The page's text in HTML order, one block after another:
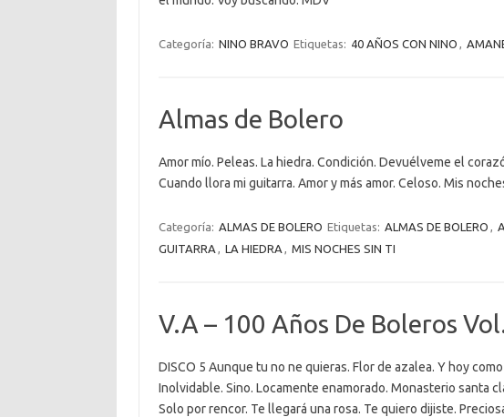
Categoría: NINO BRAVO Etiquetas: 40 AÑOS CON NINO ,
Almas de Bolero
Amor mío. Peleas. La hiedra. Condición. Devuélveme el
Cuando llora mi guitarra. Amor y más amor. Celoso. Mis
Categoría: ALMAS DE BOLERO Etiquetas: ALMAS DE BOLERO ,
GUITARRA , LA HIEDRA , MIS NOCHES SIN TI
V.A – 100 Años De Boleros
DISCO 5 Aunque tu no ne quieras. Flor de azalea. Y hoy
Inolvidable. Sino. Locamente enamorado. Monasterio santa
Solo por rencor. Te llegará una rosa. Te quiero dijiste.